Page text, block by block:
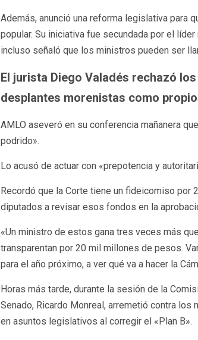
Además, anunció una reforma legislativa para
popular. Su iniciativa fue secundada por el
incluso señaló que los ministros pueden ser
El jurista Diego Valadés rechazó
desplantes morenistas como
AMLO aseveró en su conferencia mañanera
podrido».
Lo acusó de actuar con «prepotencia y
Recordó que la Corte tiene un fideicomiso
diputados a revisar esos fondos en la
«Un ministro de estos gana tres veces más
transparentan por 20 mil millones de pesos.
para el año próximo, a ver qué va a hacer la
Horas más tarde, durante la sesión de la
Senado, Ricardo Monreal, arremetió contra
en asuntos legislativos al corregir el «Plan B».